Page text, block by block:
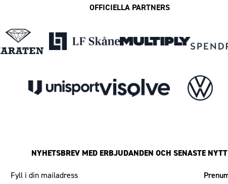
OFFICIELLA PARTNERS
NYHETSBREV MED ERBJUDANDEN OCH SENASTE NYTT